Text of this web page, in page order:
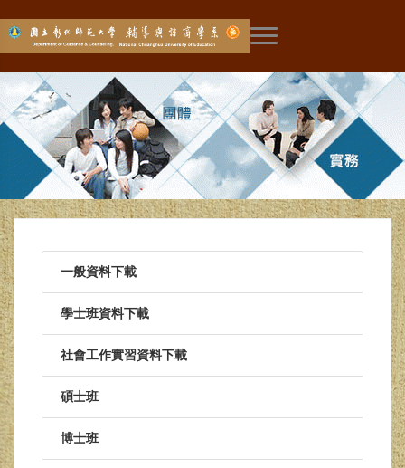
展開主選單
一般資料下載
學士班資料下載
社會工作實習資料下載
碩士班
博士班